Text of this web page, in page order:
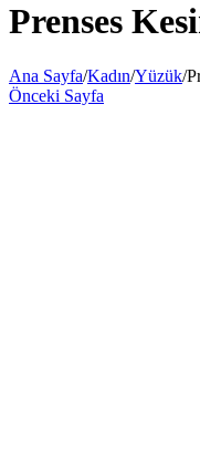
Prenses
Ana Sayfa/Kadın/Yüzük/
Önceki Sayfa